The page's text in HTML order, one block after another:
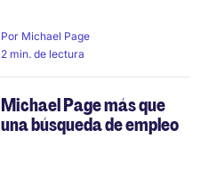
Por Michael Page
2 min. de lectura
Michael Page más que
una búsqueda de empleo